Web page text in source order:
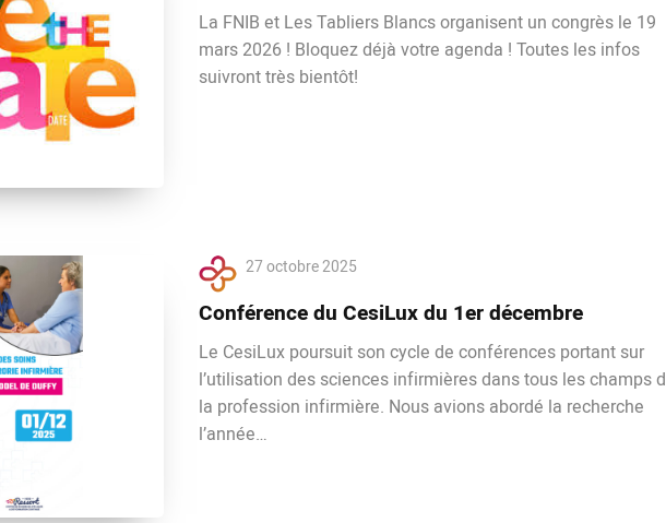
La FNIB et Les Tabliers Blancs organisent un congrès le 19
mars 2026 ! Bloquez déjà votre agenda ! Toutes les infos
suivront très bientôt!
27 octobre 2025
Conférence du CesiLux du 1er décembre
Le CesiLux poursuit son cycle de conférences portant sur
l’utilisation des sciences infirmières dans tous les champs
la profession infirmière. Nous avions abordé la recherche
l’année…